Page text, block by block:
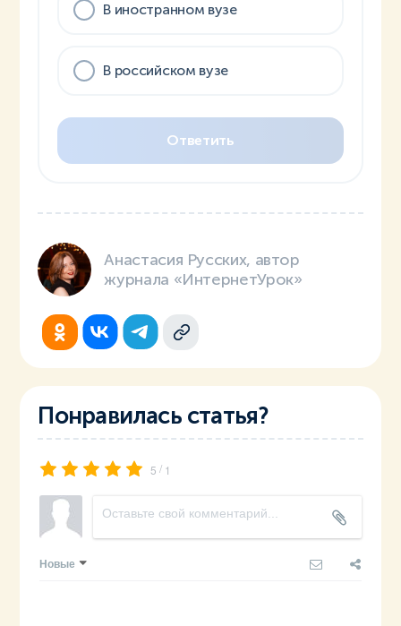
В иностранном вузе
В российском вузе
Ответить
Анастасия Русских, автор
журнала «ИнтернетУрок»
Понравилась статья?
5 / 1
Новые